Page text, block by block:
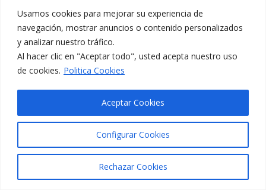
Usamos cookies para mejorar su experiencia de
navegación, mostrar anuncios o contenido personalizados
y analizar nuestro tráfico.
Al hacer clic en "Aceptar todo", usted acepta nuestro uso
de cookies. Politica Cookies
Configurar Cookies
Rechazar Cookies
Aceptar Cookies